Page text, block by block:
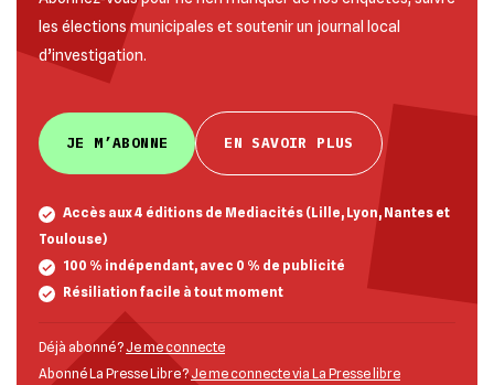
les élections municipales et soutenir un journal local
d’investigation.
JE M’ABONNE EN SAVOIR PLUS
Accès aux 4 éditions de Mediacités (Lille, Lyon, Nantes et
Toulouse)
100 % indépendant, avec 0 % de publicité
Résiliation facile à tout moment
Déjà abonné ? Je me connecte
Abonné La Presse Libre ?Je me connecte via La Presse libre